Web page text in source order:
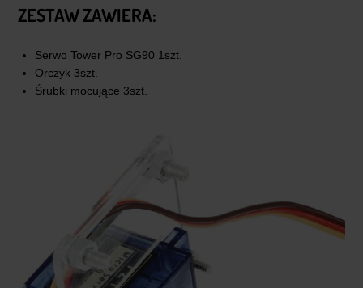
ZESTAW ZAWIERA:
Serwo Tower Pro SG90 1szt.
Orczyk 3szt.
Śrubki mocujące 3szt.